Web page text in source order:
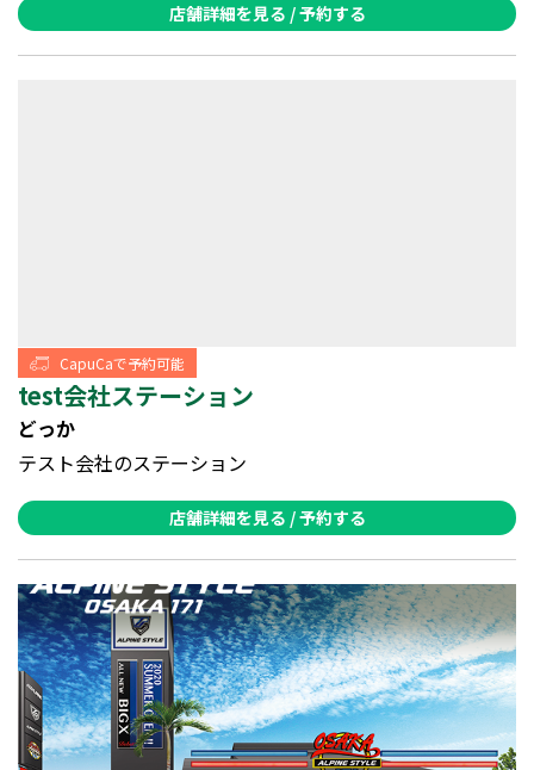
店舗詳細を見る / 予約する
CapuCaで予約可能
test会社ステーション
どっか
テスト会社のステーション
店舗詳細を見る / 予約する